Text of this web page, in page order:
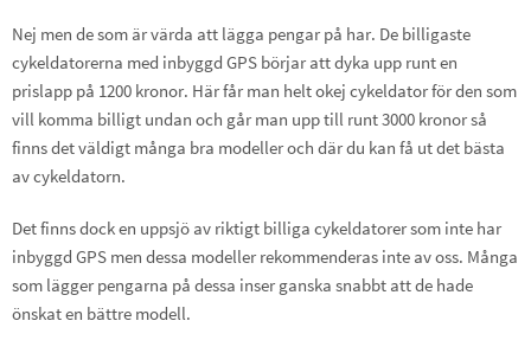
Nej men de som är värda att lägga pengar på har. De billigaste
cykeldatorerna med inbyggd GPS börjar att dyka upp runt en
prislapp på 1200 kronor. Här får man helt okej cykeldator för den som
vill komma billigt undan och går man upp till runt 3000 kronor så
finns det väldigt många bra modeller och där du kan få ut det bästa
av cykeldatorn.
Det finns dock en uppsjö av riktigt billiga cykeldatorer som inte har
inbyggd GPS men dessa modeller rekommenderas inte av oss. Många
som lägger pengarna på dessa inser ganska snabbt att de hade
önskat en bättre modell.